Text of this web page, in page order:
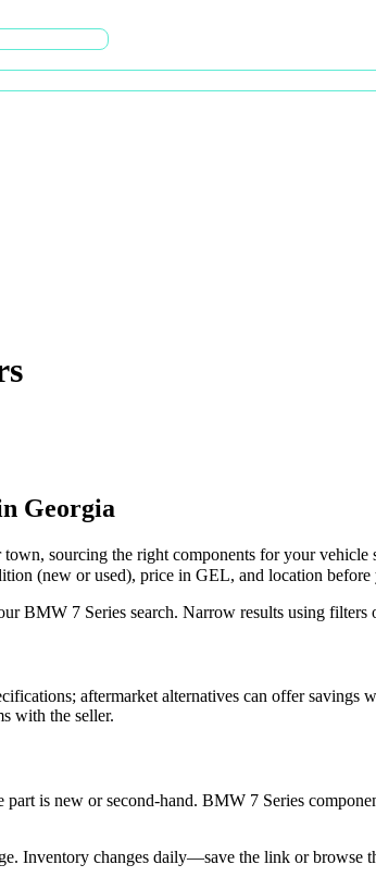
Georgia
sourcing the right components for your
(new or used), price in GEL, and location before
BMW 7 Series search. Narrow results using filters
aftermarket alternatives can offer
with the seller.
is new or second-hand. BMW 7 Series
Inventory changes daily—save the link or browse